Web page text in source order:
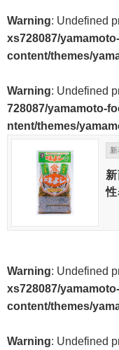
Warning: Undefined
xs728087/
content/themes/
Warning: Undefined
728087/yamamoto-
ntent/themes/
Warning: Undefined
xs728087/
content/themes/
Warning: Undefined